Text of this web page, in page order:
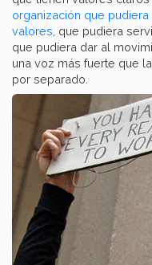
organización que
valores , que pudiera
que pudiera dar al
una voz más fuerte que
por separado.